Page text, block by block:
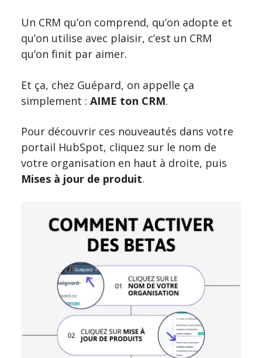
Un CRM qu’on comprend, qu’on adopte et
qu’on utilise avec plaisir, c’est un CRM
qu’on finit par aimer.
Et ça, chez Guépard, on appelle ça
simplement : AIME ton CRM.
Pour découvrir ces nouveautés dans votre
portail HubSpot, cliquez sur le nom de
votre organisation en haut à droite, puis
Mises à jour de produit.